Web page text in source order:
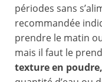
périodes sans
recommandée
prendre le matin
mais il faut le
texture en poudre,